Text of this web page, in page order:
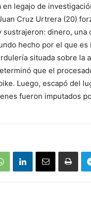
legajo de
Cruz Urtrera (20)
dinero, una
hecho por el que
situada sobre la
que el
Luego, escapó del
fueron imputados